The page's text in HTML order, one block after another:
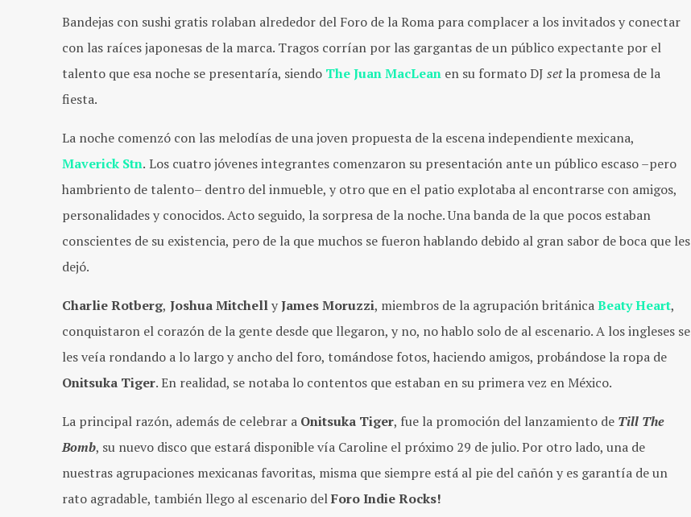
Bandejas con sushi gratis rolaban alrededor del Foro de la Roma para complacer a los invitados y conectar
con las raíces japonesas de la marca. Tragos corrían por las gargantas de un público expectante por el
talento que esa noche se presentaría, siendo The Juan MacLean en su formato DJ setla promesa de la
fiesta.
La noche comenzó con las melodías de una joven propuesta de la escena independiente mexicana,
Maverick Stn. Los cuatro jóvenes integrantes comenzaron su presentación ante un público escaso –pero
hambriento de talento– dentro del inmueble, y otro que en el patio explotaba al encontrarse con amigos,
personalidades y conocidos. Acto seguido, la sorpresa de la noche. Una banda de la que pocos estaban
conscientes de su existencia, pero de la que muchos se fueron hablando debido al gran sabor de boca que les
dejó.
Charlie Rotberg, Joshua MitchellyJames Moruzzi, miembros de la agrupación británicaBeaty Heart,
conquistaron el corazón de la gente desde que llegaron, y no, no hablo solo de al escenario. A los ingleses se
les veía rondando a lo largo y ancho del foro, tomándose fotos, haciendo amigos, probándose la ropa de
Onitsuka Tiger. En realidad, se notaba lo contentos que estaban en su primera vez en México.
La principal razón, además de celebrar a Onitsuka Tiger, fue la promoción del lanzamiento de Till The
Bomb, su nuevo disco que estará disponible vía Caroline el próximo 29 de julio. Por otro lado, una de
nuestras agrupaciones mexicanas favoritas, misma que siempre está al pie del cañón y es garantía de un
rato agradable, también llego al escenario delForo Indie Rocks!